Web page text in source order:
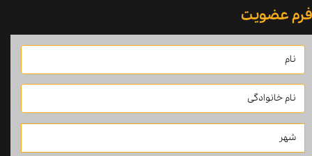
​​​​​​​​فرم عضویت